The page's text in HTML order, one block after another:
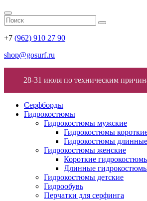
+7 (962) 910 27 90
shop@gosurf.ru
28-31 июля по техническим
Серфборды
Гидрокостюмы
Гидрокостюмы мужские
Гидрокостюмы
Гидрокостюмы длинные
Гидрокостюмы женские
Короткие
Длинные
Гидрокостюмы детские
Гидрообувь
Перчатки для серфинга